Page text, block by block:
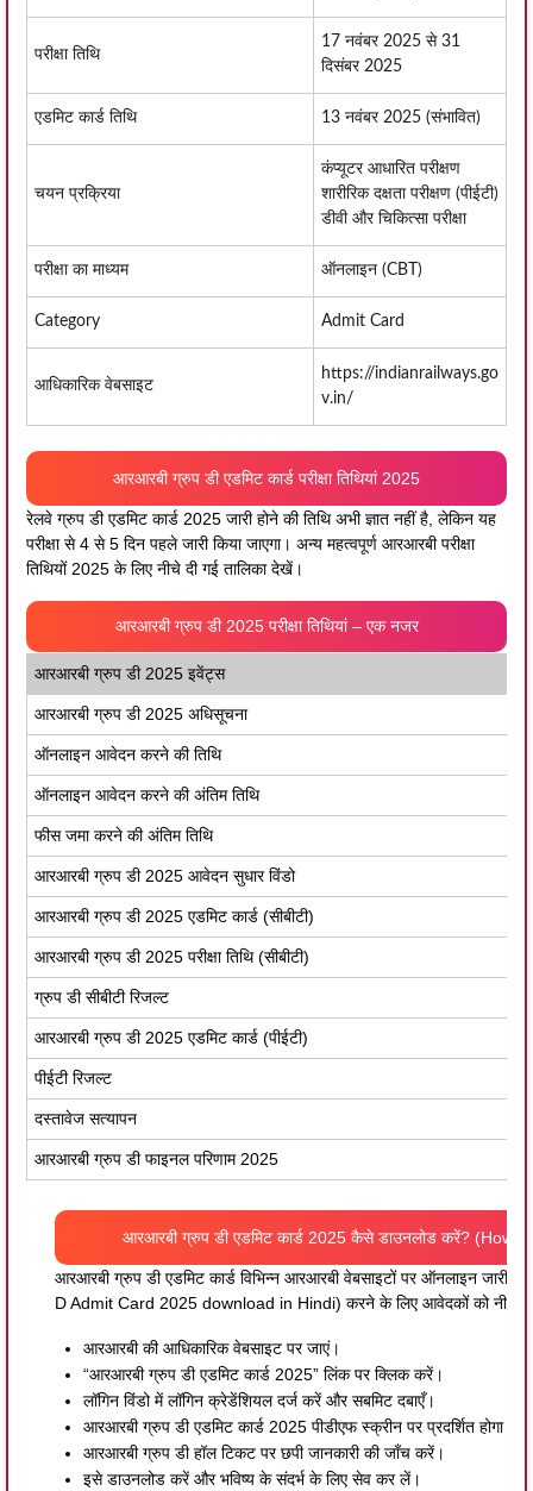
परीक्षा तिथि
17 नवंबर 2025 से 31
दिसंबर 2025
एडमिट कार्ड तिथि 13 नवंबर 2025 (संभावित)
चयन प्रक्रिया
कंप्यूटर आधारित परीक्षण
शारीरिक दक्षता परीक्षण (पीईटी)
डीवी और चिकित्सा परीक्षा
परीक्षा का माध्यम ऑनलाइन (CBT)
Category Admit Card
आधिकारिक वेबसाइट
https://indianrailways.go
v.in/
आरआरबी ग्रुप डी एडमिट कार्ड परीक्षा तिथियां 2025
रेलवे ग्रुप डी एडमिट कार्ड 2025 जारी होने की तिथि अभी ज्ञात नहीं है, लेकिन यह
परीक्षा से 4 से 5 दिन पहले जारी किया जाएगा। अन्य महत्वपूर्ण आरआरबी परीक्षा
तिथियों 2025 के लिए नीचे दी गई तालिका देखें।
आरआरबी ग्रुप डी 2025 परीक्षा तिथियां – एक नजर
आरआरबी ग्रुप डी 2025 इवेंट्स
आरआरबी ग्रुप डी 2025 अधिसूचना
ऑनलाइन आवेदन करने की तिथि
ऑनलाइन आवेदन करने की अंतिम तिथि
फीस जमा करने की अंतिम तिथि
आरआरबी ग्रुप डी 2025 आवेदन सुधार विंडो
आरआरबी ग्रुप डी 2025 एडमिट कार्ड (सीबीटी)
आरआरबी ग्रुप डी 2025 परीक्षा तिथि (सीबीटी)
ग्रुप डी सीबीटी रिजल्ट
आरआरबी ग्रुप डी 2025 एडमिट कार्ड (पीईटी)
पीईटी रिजल्ट
दस्तावेज सत्यापन
आरआरबी ग्रुप डी फाइनल परिणाम 2025
आरआरबी ग्रुप डी एडमिट कार्ड 2025 कैसे डाउनलोड करें?
आरआरबी ग्रुप डी एडमिट कार्ड विभिन्न आरआरबी वेबसाइटों पर ऑनलाइन जारी
D Admit Card 2025 download in Hindi) करने के लिए आवेदकों को नीचे दिए
आरआरबी की आधिकारिक वेबसाइट पर जाएं।
“आरआरबी ग्रुप डी एडमिट कार्ड 2025” लिंक पर क्लिक करें।
लॉगिन विंडो में लॉगिन क्रेडेंशियल दर्ज करें और सबमिट दबाएँ।
आरआरबी ग्रुप डी एडमिट कार्ड 2025 पीडीएफ स्क्रीन पर प्रदर्शित होगा।
आरआरबी ग्रुप डी हॉल टिकट पर छपी जानकारी की जाँच करें।
इसे डाउनलोड करें और भविष्य के संदर्भ के लिए सेव कर लें।